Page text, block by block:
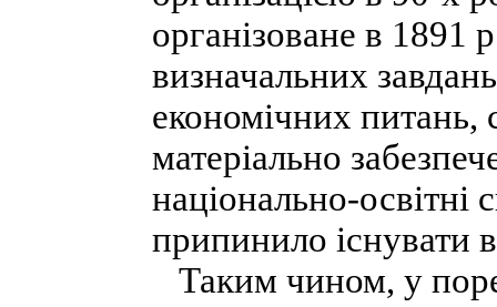
організоване в 1891
визначальних
економічних
матеріально
національно-освітні
припинило існувати в
Таким чином, у